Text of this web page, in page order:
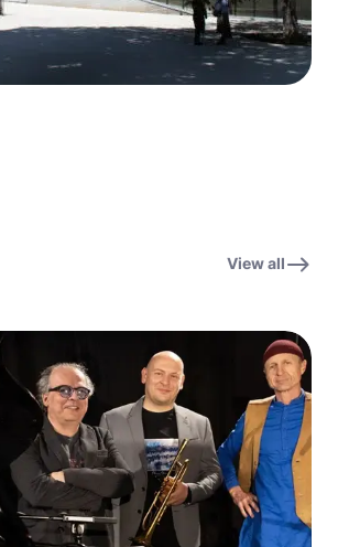
View all